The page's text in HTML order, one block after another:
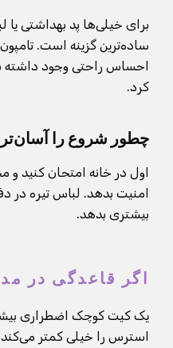
برای خیلی‌ها پد بهداشتی
ساده‌ترین گزینه است.
احساس راحتی وجود داشته
کرد.
چطور شروع را آسان‌تر
اول در خانه امتحان کنید
امنیت بدهد. لباس تیره در
بیشتری بدهد.
اگر قاعدگی در
یک کیت کوچک اضطراری
استرس را خیلی کمتر